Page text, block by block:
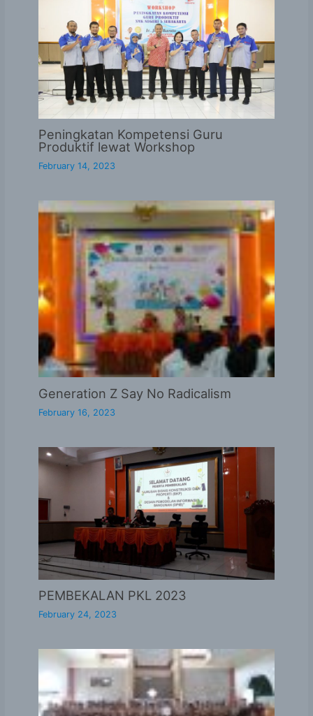
Peningkatan Kompetensi Guru
Produktif lewat Workshop
February 14, 2023
Generation Z Say No Radicalism
February 16, 2023
PEMBEKALAN PKL 2023
February 24, 2023